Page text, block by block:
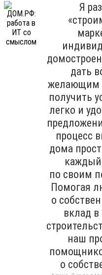
Я
дать
желающим
получить
легко и
процесс
дома
по своим
Помогая
о
вклад
наш
о